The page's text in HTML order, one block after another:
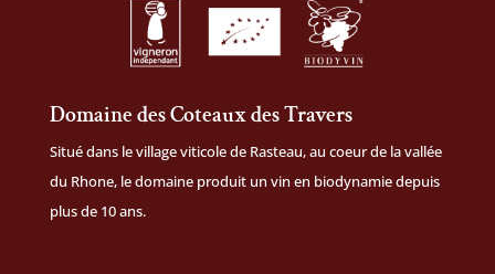
Domaine des Coteaux des Travers
Situé dans le village viticole de Rasteau, au coeur de la vallée
du Rhone, le domaine produit un vin en biodynamie depuis
plus de 10 ans.